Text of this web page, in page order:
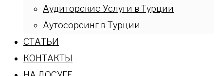
Аудиторские Услуги в Турции
Аутосорсинг в Турции
СТАТЬИ
КОНТАКТЫ